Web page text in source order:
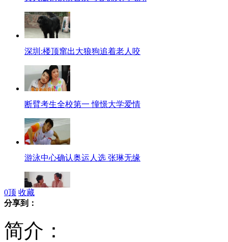
深圳:楼顶窜出大狼狗追着老人咬
断臂考生全校第一 憧憬大学爱情
游泳中心确认奥运人选 张琳无缘
0顶 收藏
分享到：
简介：